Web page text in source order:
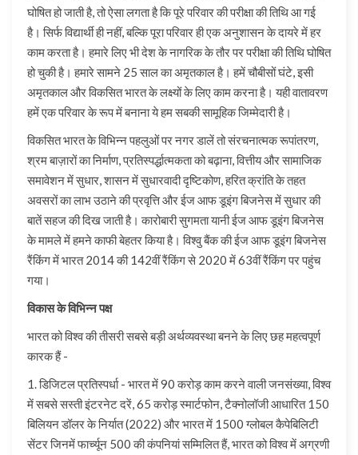
घोषित हो जाती है, तो ऐसा लगता है कि पूरे परिवार की परीक्षा की तिथि आ गई
है। सिर्फ विद्यार्थी ही नहीं, बल्कि पूरा परिवार ही एक अनुशासन के दायरे में हर
काम करता है। हमारे लिए भी देश के नागरिक के तौर पर परीक्षा की तिथि घोषित
हो चुकी है। हमारे सामने 25 साल का अमृतकाल है। हमें चौबीसों घंटे, इसी
अमृतकाल और विकसित भारत के लक्ष्यों के लिए काम करना है। यही वातावरण
हमें एक परिवार के रूप में बनाना ये हम सबकी सामूहिक जिम्मेदारी है।
विकसित भारत के विभिन्न पहलुओं पर नगर डालें तो संरचनात्मक रूपांतरण,
श्रम बाज़ारों का निर्माण, प्रतिस्पर्द्धात्मकता को बढ़ाना, वित्तीय और सामाजिक
समावेशन में सुधार, शासन में सुधारवादी दृष्टिकोण, हरित क्रांति के तहत
अवसरों का लाभ उठाने की प्रवृत्ति और ईज आफ डूइंग बिजनेस में सुधार की
बातें सहज की दिख जाती है। कारोबारी सुगमता यानी ईज आफ डूइंग बिजनेस
के मामले में हमने काफी बेहतर किया है। विश्वु बैंक की ईज आफ डूइंग बिजनेस
रैंकिंग में भारत 2014 की 142वीं रैंकिंग से 2020 में 63वीं रैंकिंग पर पहुंच
गया।
विकास के विभिन्न पक्ष
भारत को विश्व की तीसरी सबसे बड़ी अर्थव्यवस्था बनने के लिए छह महत्वपूर्ण
कारक हैं -
1. डिजिटल प्रतिस्पर्धा - भारत में 90 करोड़ काम करने वाली जनसंख्या, विश्व
में सबसे सस्ती इंटरनेट दरें, 65 करोड़ स्मार्टफोन, टैक्नोलॉजी आधारित 150
बिलियन डॉलर के निर्यात (2022) और भारत में 1500 ग्लोबल कैपेबिलिटी
सेंटर जिनमें फार्च्यून 500 की कंपनियां सम्मिलित हैं, भारत को विश्व में अग्रणी